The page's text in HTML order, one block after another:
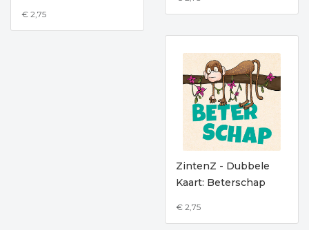
€ 2,75
ZintenZ - Dubbele
Kaart: Beterschap
€ 2,75